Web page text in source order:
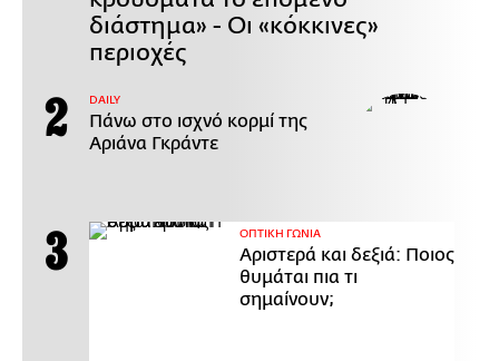
διάστημα» - Οι «κόκκινες»
περιοχές
DAILY
Πάνω στο ισχνό κορμί της
Αριάνα Γκράντε
ΟΠΤΙΚΗ ΓΩΝΙΑ
Αριστερά και δεξιά: Ποιος
θυμάται πια τι
σημαίνουν;